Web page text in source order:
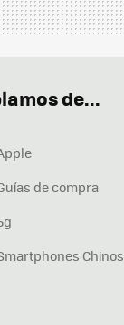
de...
de compra
Chinos